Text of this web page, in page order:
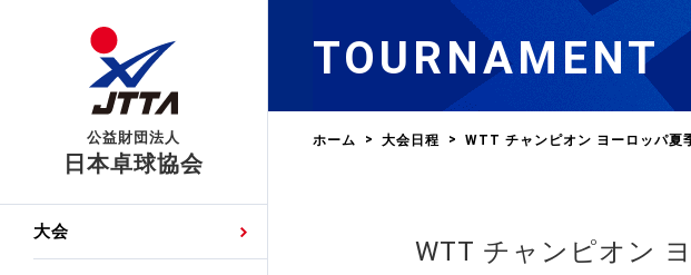
公益財団法人
日本卓球協会
大会
TOURNAMENT
ホーム 大会日程 WTT チャンピオン ヨーロッパ夏
WTT チャンピオン